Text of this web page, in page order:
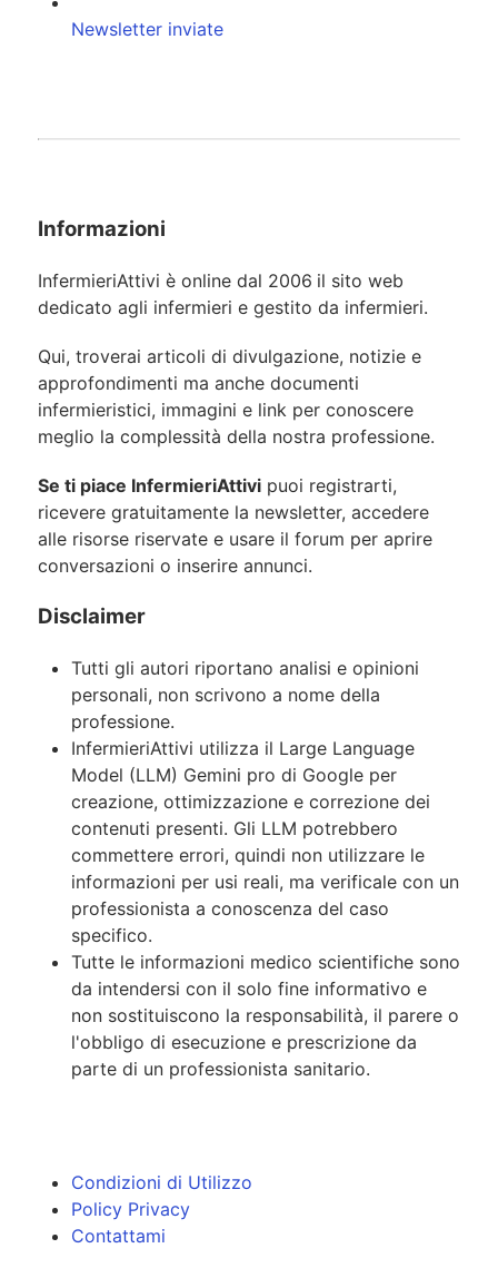
Newsletter inviate
Informazioni
InfermieriAttivi è online dal 2006 il sito web
dedicato agli infermieri e gestito da infermieri.
Qui, troverai articoli di divulgazione, notizie e
approfondimenti ma anche documenti
infermieristici, immagini e link per conoscere
meglio la complessità della nostra professione.
Se ti piace InfermieriAttivi puoi registrarti,
ricevere gratuitamente la newsletter, accedere
alle risorse riservate e usare il forum per aprire
conversazioni o inserire annunci.
Disclaimer
Tutti gli autori riportano analisi e opinioni
personali, non scrivono a nome della
professione.
InfermieriAttivi utilizza il Large Language
Model (LLM) Gemini pro di Google per
creazione, ottimizzazione e correzione dei
contenuti presenti. Gli LLM potrebbero
commettere errori, quindi non utilizzare le
informazioni per usi reali, ma verificale con un
professionista a conoscenza del caso
specifico.
Tutte le informazioni medico scientifiche sono
da intendersi con il solo fine informativo e
non sostituiscono la responsabilità, il parere o
l'obbligo di esecuzione e prescrizione da
parte di un professionista sanitario.
Condizioni di Utilizzo
Policy Privacy
Contattami